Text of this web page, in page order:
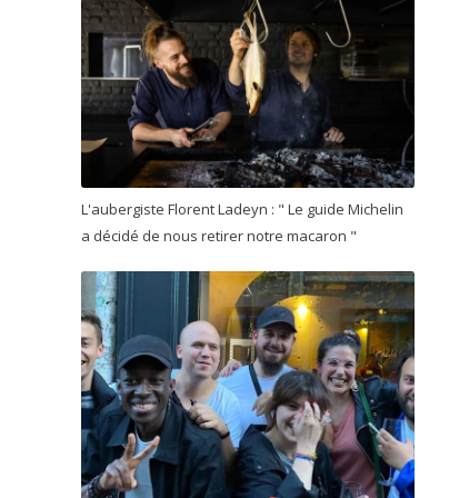
L'aubergiste Florent Ladeyn : " Le guide Michelin
a décidé de nous retirer notre macaron "